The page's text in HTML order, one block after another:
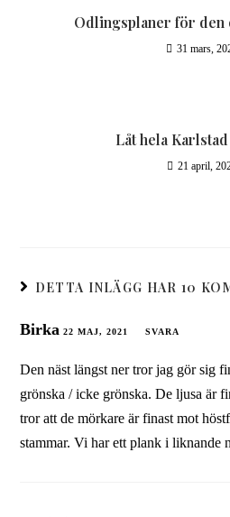
Odlingsplaner för den
31 mars,
Låt hela
21 april,
DETTA INLÄGG HAR 10
Birka 22 MAJ, 2021 SVARA
Den näst längst ner tror jag gör sig
grönska / icke grönska. De ljusa är
tror att de mörkare är finast mot
stammar. Vi har ett plank i liknande